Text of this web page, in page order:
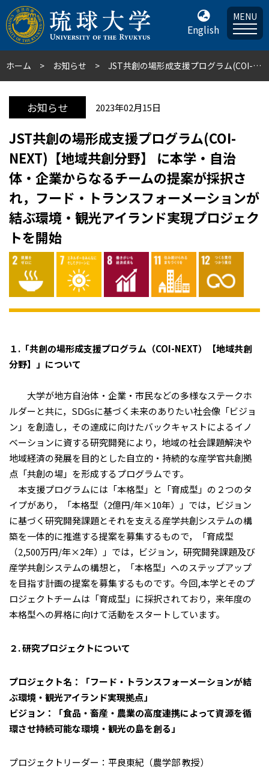
English
MENU
ホーム お知らせ JST共創の場形成支援プログラム(COI-NEXT)【地域共創分野】 に本学・自治体・企業からなるチームの提案が採択され，フード・トランスフォーメーションが結ぶ環境・観光アイランド実現プロジェクトを開始
お知らせ 2023年02月15日
JST共創の場形成支援プログラム(COI-
NEXT)【地域共創分野】 に本学・自治
体・企業からなるチームの提案が採択さ
れ，フード・トランスフォーメーションが
結ぶ環境・観光アイランド実現プロジェク
トを開始
１.「共創の場形成支援プログラム（COI-NEXT）【地域共創
分野】」について
大学が地方自治体・企業・市民などの多様なステークホ
ルダーと共に，SDGsに基づく未来のありたい社会像「ビジョ
ン」を創造し，その達成に向けたバックキャストによるイノ
ベーションに資する研究開発により，地域の社会課題解決や
地域経済の発展を目的とした自立的・持続的な産学官共創拠
点「共創の場」を形成するプログラムです。
本支援プログラムには「本格型」と「育成型」の２つのタ
イプがあり，「本格型（2億円/年×10年）」では，ビジョン
に基づく研究開発課題とそれを支える産学共創システムの構
築を一体的に推進する提案を募集するもので，「育成型
（2,500万円/年×2年）」では，ビジョン，研究開発課題及び
産学共創システムの構想と，「本格型」へのステップアップ
を目指す計画の提案を募集するものです。今回,本学とそのプ
ロジェクトチームは「育成型」に採択されており，来年度の
本格型への昇格に向けて活動をスタートしています。
２. 研究プロジェクトについて
プロジェクト名：「フード・トランスフォーメーションが結
ぶ環境・観光アイランド実現拠点」
ビジョン：「食品・畜産・農業の高度連携によって資源を循
環させ持続可能な環境・観光の島を創る」
プロジェクトリーダー：平良東紀（農学部 教授）